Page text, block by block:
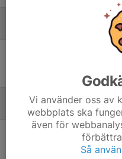
Bergsjö IF -
Augusti
Lör 22
Lunden Överås BK
Överåsvallen 12
Vi använder oss av
webbplats ska
även för
Så